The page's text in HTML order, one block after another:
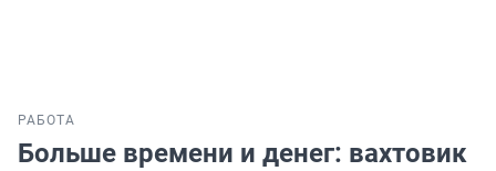
РАБОТА
Больше времени и денег: вахтовик